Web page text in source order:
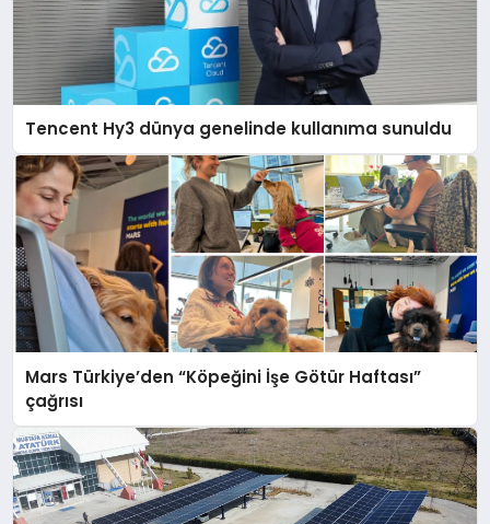
Tencent Hy3 dünya genelinde kullanıma sunuldu
Mars Türkiye’den “Köpeğini İşe Götür Haftası”
çağrısı